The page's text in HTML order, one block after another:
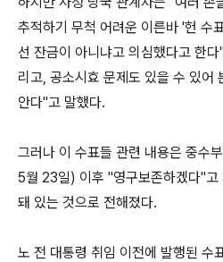
추적하기 무척 어려운 이른바 '헌 수
선 잔금이 아니냐고 의심했다고 한
리고, 공소시효 문제도 있을 수 있어
안다"고 말했다.
그러나 이 수표들 관련 내용은 중수
5월 23일) 이후 "영구보존하겠다"고
돼 있는 것으로 전해졌다.
노 전 대통령 취임 이전에 발행된 수